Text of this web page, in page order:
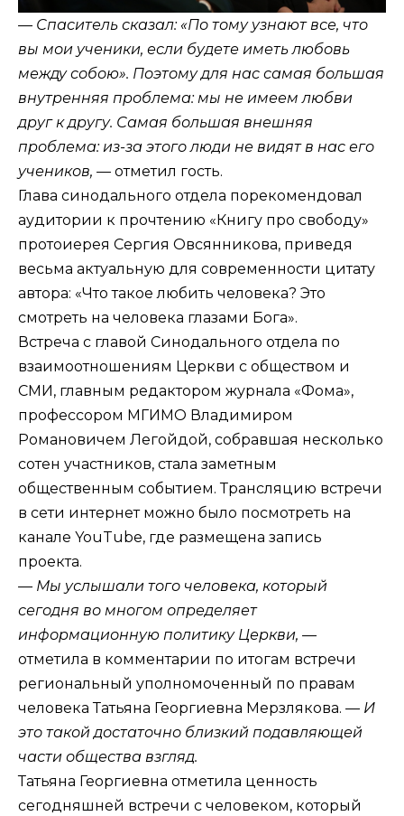
— Спаситель сказал: «По тому узнают все, что
вы мои ученики, если будете иметь любовь
между собою». Поэтому для нас самая большая
внутренняя проблема: мы не имеем любви
друг к другу. Самая большая внешняя
проблема: из-за этого люди не видят в нас его
учеников, — отметил гость.
Глава синодального отдела порекомендовал
аудитории к прочтению «Книгу про свободу»
протоиерея Сергия Овсянникова, приведя
весьма актуальную для современности цитату
автора: «Что такое любить человека? Это
смотреть на человека глазами Бога».
Встреча с главой Синодального отдела по
взаимоотношениям Церкви с обществом и
СМИ, главным редактором журнала «Фома»,
профессором МГИМО Владимиром
Романовичем Легойдой, собравшая несколько
сотен участников, стала заметным
общественным событием. Трансляцию встречи
в сети интернет можно было посмотреть на
канале YouTube, где размещена запись
проекта.
— Мы услышали того человека, который
сегодня во многом определяет
информационную политику Церкви, —
отметила в комментарии по итогам встречи
региональный уполномоченный по правам
человека Татьяна Георгиевна Мерзлякова. — И
это такой достаточно близкий подавляющей
части общества взгляд.
Татьяна Георгиевна отметила ценность
сегодняшней встречи с человеком, который